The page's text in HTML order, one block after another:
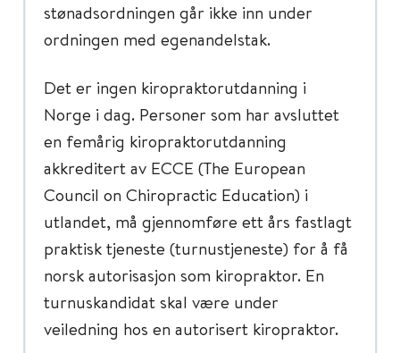
stønadsordningen går ikke inn under
ordningen med egenandelstak.
Det er ingen kiropraktorutdanning i
Norge i dag. Personer som har avsluttet
en femårig kiropraktorutdanning
akkreditert av ECCE (The European
Council on Chiropractic Education) i
utlandet, må gjennomføre ett års fastlagt
praktisk tjeneste (turnustjeneste) for å få
norsk autorisasjon som kiropraktor. En
turnuskandidat skal være under
veiledning hos en autorisert kiropraktor.